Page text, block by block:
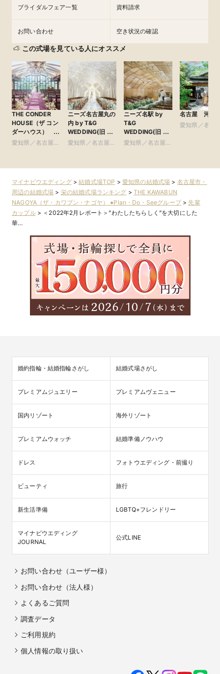
ブライダルフェア一覧 資料請求
お問い合わせ 空き状況の確認
この式場を見ている人にオススメ
THE CONDER
HOUSE（ザ コン
ダーハウス）
●Plan・Do・See
愛知県／名古屋
ニーズ名古屋丸の
内 by T&G
WEDDING(旧 ト
リフォーリア
愛知県／名古屋
ニーズ名駅 by
T&G
WEDDING(旧 イ
ンフィニート 名
愛知県／名古屋
名古屋 河文
愛知県／名古
マイナビウエディング>結婚式場TOP > 愛知県の結婚式場 > 名古屋市・
周辺の結婚式場 > 栄の結婚式場ランキング >THE KAWABUN
NAGOYA（ザ・カワブン・ナゴヤ） ●Plan・Do・Seeグループ> 先輩
カップル> ＜2022年2月レポート＞”わたしたちらしく”を大切にした
華…
婚約指輪・結婚指輪さがし 結婚式場さがし
プレミアムジュエリー プレミアムヴェニュー
国内リゾート 海外リゾート
プレミアムウォッチ 結婚準備ノウハウ
ドレス フォトウエディング・前撮り
ビューティ 旅行
新生活準備 LGBTQ+フレンドリー
マイナビウエディング
JOURNAL
公式LINE
お問い合わせ（ユーザー様）
お問い合わせ（法人様）
よくあるご質問
調査データ
ご利用規約
個人情報の取り扱い